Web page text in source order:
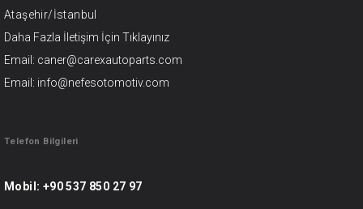
Ataşehir/İstanbul
Daha Fazla İletişim İçin Tıklayınız
Email: caner@carexautoparts.com
Email: info@nefesotomotiv.com
Telefon Bilgileri
Mobil: +90 537 850 27 97